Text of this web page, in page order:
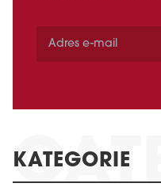
KATEGORIE